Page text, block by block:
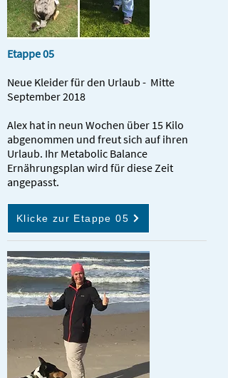
Etappe 05
Neue Kleider für den Urlaub - Mitte
September 2018
Alex hat in neun Wochen über 15 Kilo
abgenommen und freut sich auf ihren
Urlaub. Ihr Metabolic Balance
Ernährungsplan wird für diese Zeit
angepasst.
Klicke zur Etappe 05